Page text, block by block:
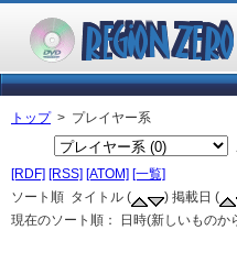
トップ> プレイヤー系
[RDF] [RSS] [ATOM] [一覧]
ソート順 タイトル (
) 掲載日 (
現在のソート順： 日時(新しいものか